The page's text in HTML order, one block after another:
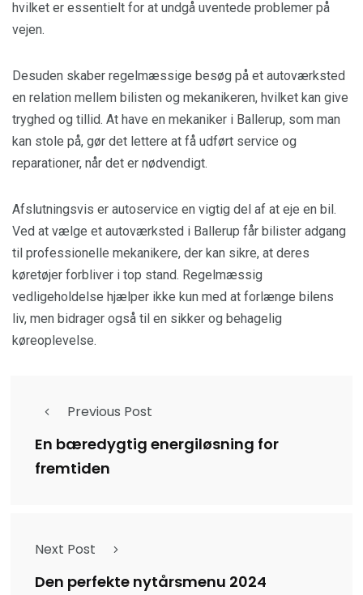
hvilket er essentielt for at undgå uventede problemer på
vejen.
Desuden skaber regelmæssige besøg på et autoværksted
en relation mellem bilisten og mekanikeren, hvilket kan give
tryghed og tillid. At have en mekaniker i Ballerup, som man
kan stole på, gør det lettere at få udført service og
reparationer, når det er nødvendigt.
Afslutningsvis er autoservice en vigtig del af at eje en bil.
Ved at vælge et autoværksted i Ballerup får bilister adgang
til professionelle mekanikere, der kan sikre, at deres
køretøjer forbliver i top stand. Regelmæssig
vedligeholdelse hjælper ikke kun med at forlænge bilens
liv, men bidrager også til en sikker og behagelig
køreoplevelse.
Previous Post
En bæredygtig energiløsning for
fremtiden
Next Post
Den perfekte nytårsmenu 2024